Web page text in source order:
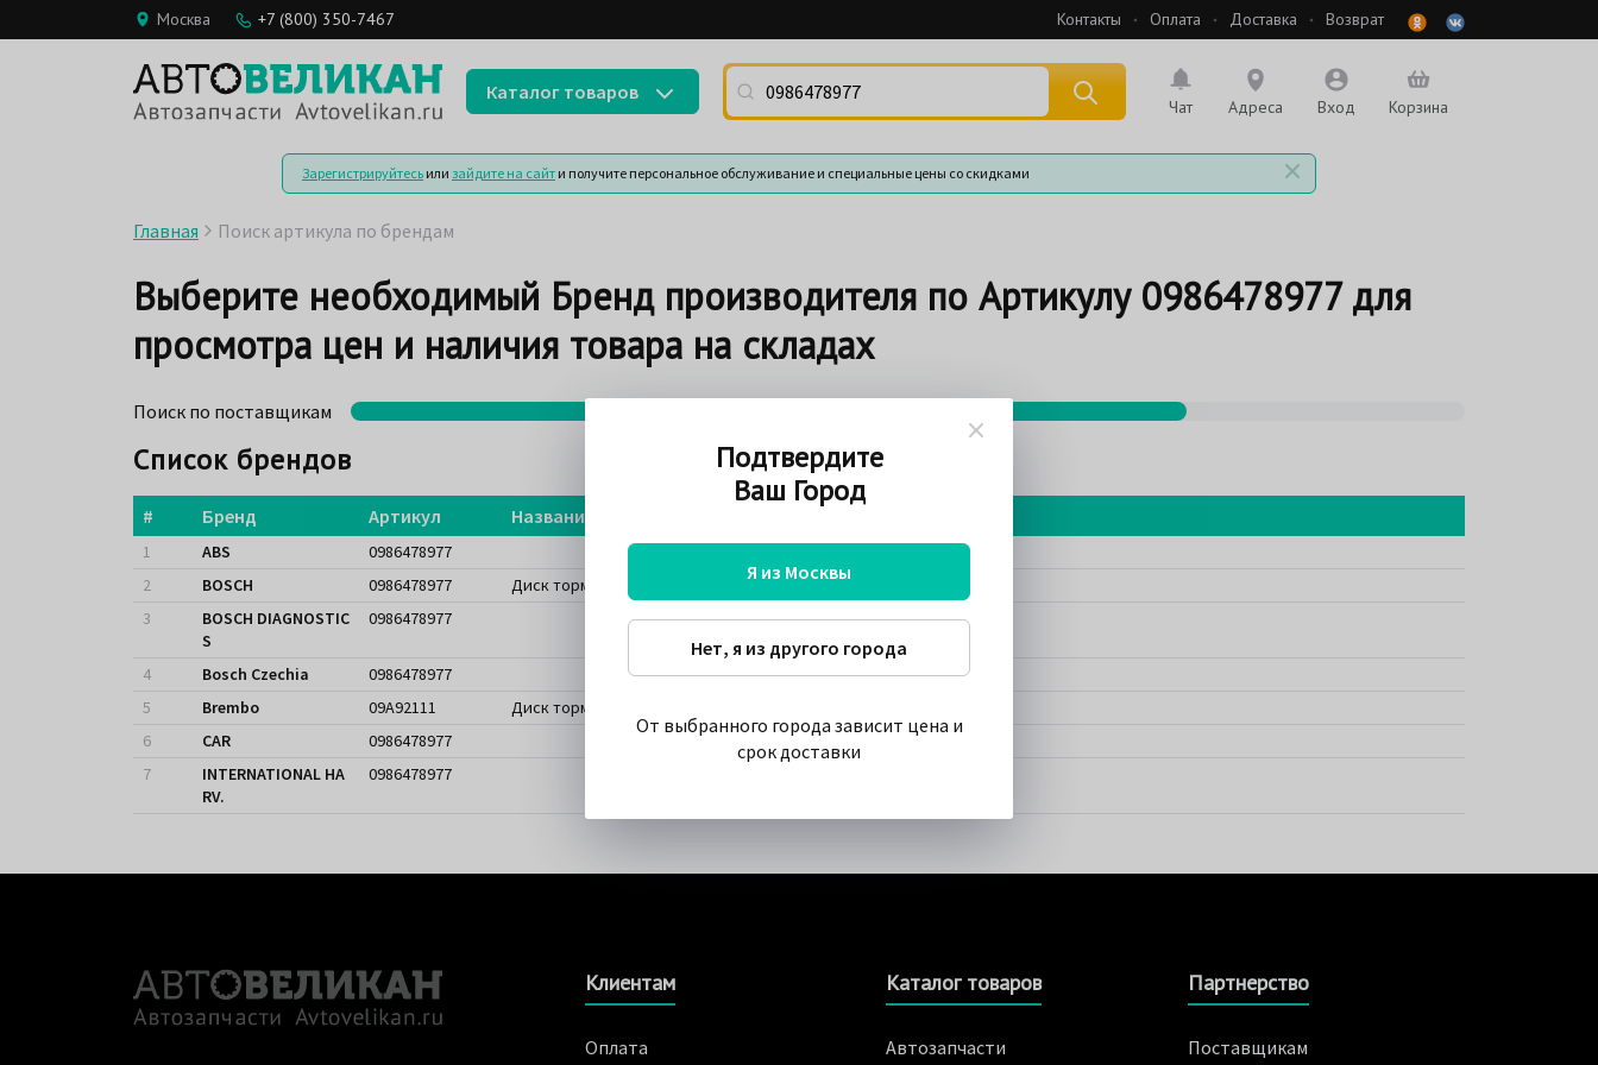
Москва +7 (800) 350-7467 Контакты Оплата Доставка Возврат
Каталог товаров
Поиск по артикулу (номеру детали) или по названию
Чат Адреса Вход Корзина
Зарегистрируйтесь или зайдите на сайт и получите персональное обслуживание и специальные цены со скидками
Главная Поиск артикула по брендам
Выберите необходимый Бренд производителя по Артикулу 0986478977 для
просмотра цен и наличия товара на складах
Поиск по поставщикам
Список брендов
# Бренд Артикул Название
1 ABS
0986478977
2
BOSCH 0986478977
Диск тормозной | перед прав/лев |
3
BOSCH DIAGNOSTIC
S
0986478977
4 Bosch Czechia
0986478977
5
Brembo 09A92111
Диск тормозной UV Coated | перед |
6
CAR
0986478977
7
INTERNATIONAL HA
RV.
0986478977
Клиентам
Оплата
Каталог товаров
Автозапчасти
Партнерство
Поставщикам
Подтвердите
Ваш Город
Я из Москвы
Нет, я из другого города
От выбранного города зависит цена и
срок доставки